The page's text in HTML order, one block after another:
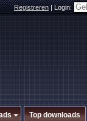
Registreren|Login:
Top downloads